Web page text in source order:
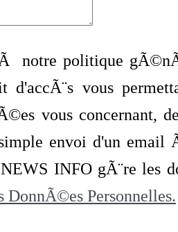
notre politique
d'accÃ¨s vous
vous concernant,
envoi d'un
INFO gÃ¨re les
DonnÃ©es Personnelles.